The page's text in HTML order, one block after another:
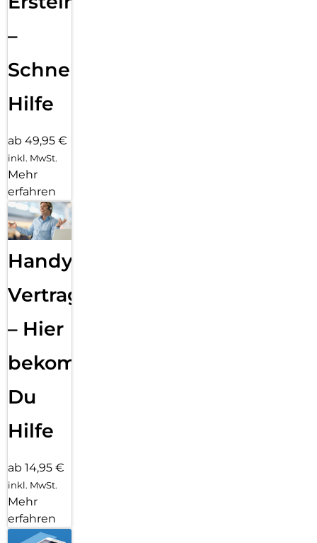
–
Schnelle
Hilfe
ab 49,95 €
inkl. MwSt.
Mehr
erfahren
Handy
Vertragsabwicklung
– Hier
bekommst
Du
Hilfe
ab 14,95 €
inkl. MwSt.
Mehr
erfahren